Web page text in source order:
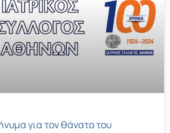
για τον θάνατο του